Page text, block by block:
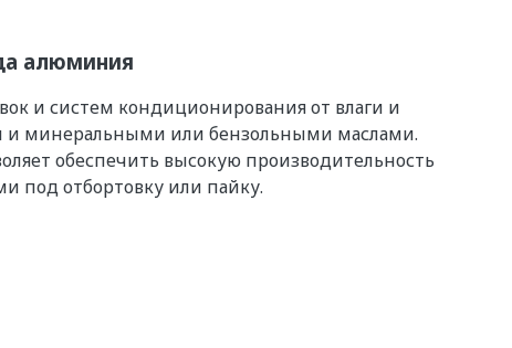
алюминия
и систем кондиционирования от влаги и
и минеральными или бензольными маслами.
обеспечить высокую производительность
под отбортовку или пайку.